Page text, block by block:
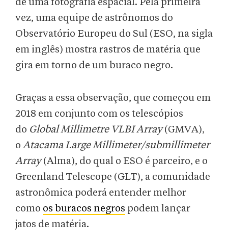
de uma fotografia espacial. Pela primeira
vez, uma equipe de astrônomos do
Observatório Europeu do Sul (ESO, na sigla
em inglês) mostra rastros de matéria que
gira em torno de um buraco negro.
Graças a essa observação, que começou em
2018 em conjunto com os telescópios
do Global Millimetre VLBI Array(GMVA),
o Atacama Large Millimeter/submillimeter
Array(Alma), do qual o ESO é parceiro, e o
Greenland Telescope (GLT), a comunidade
astronômica poderá entender melhor
como os buracos negros podem lançar
jatos de matéria.